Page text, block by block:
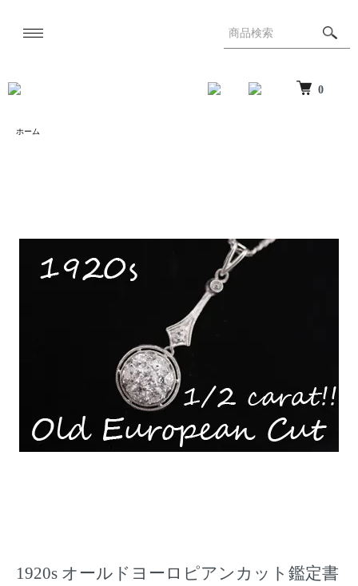
0
ホーム
1920s オールドヨーロピアンカット鑑定書